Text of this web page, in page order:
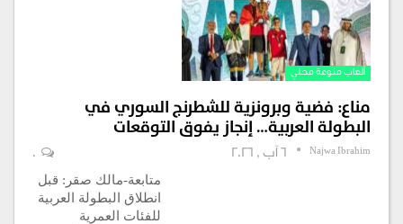
ألعاب منوعة محلي
مناع: فضية وبرونزية للشطرنج السوري في
البطولة العربية… إنجاز يفوق التوقعات
Najwa Ibrahim
0
متابعة-مالك صقر: قبل
انطلاق البطولة العربية
للفئات العمرية